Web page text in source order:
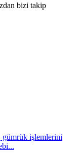
bizi takip
gümrük işlemlerini